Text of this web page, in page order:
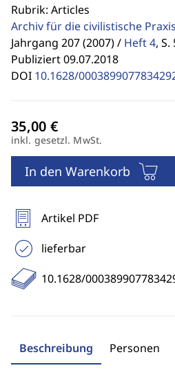
Rubrik: Articles
Archiv für die civilistische Praxis
Jahrgang 207 (2007) / Heft 4, S.
Publiziert 09.07.2018
DOI 10.1628/
inkl. gesetzl. MwSt.
In den Warenkorb
Artikel PDF
lieferbar
10.1628/
Beschreibung Personen